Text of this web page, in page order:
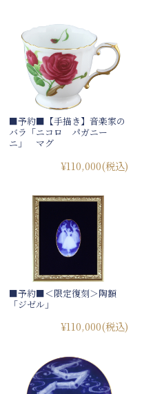
■予約■【手描き】音楽家の
バラ「ニコロ パガニー
ニ」 マグ
¥110,000(税込)
■予約■＜限定復刻＞陶額
「ジゼル」
¥110,000(税込)